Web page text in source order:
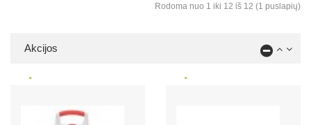
Rodoma nuo 1 iki 12 iš 12 (1 puslapių)
Akcijos